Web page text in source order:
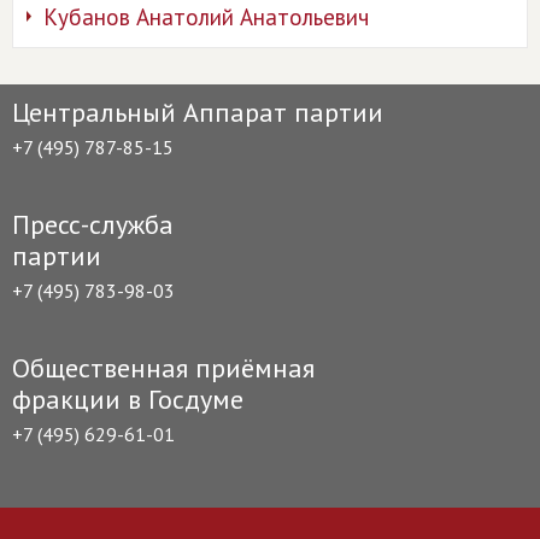
Кубанов Анатолий Анатольевич
Центральный Аппарат партии
+7 (495) 787-85-15
Пресс-служба
партии
+7 (495) 783-98-03
Общественная приёмная
фракции в Госдуме
+7 (495) 629-61-01